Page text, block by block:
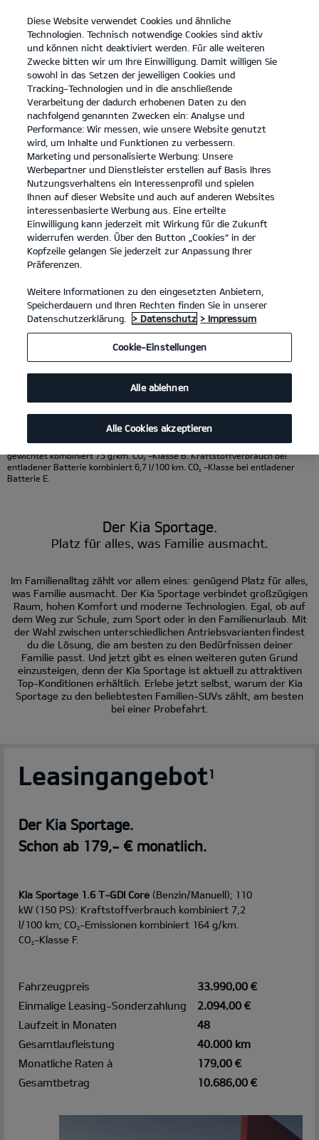
open
menu
KONTAKT
Kia Sportage 1.6 T-GDI 48V AWD DCT(Benzin/Automatik); 132 kW (180 PS):
Kraftstoffverbrauch kombiniert 7,8 l/100 km; CO -Emissionen kombiniert
177 g/km. CO -Klasse G.
Kia Sportage Hybrid 1.6 T-GDI Hybrid AWD(Benzin/Automatik); 176 kW (239
212 kW (288 PS): Kraftstoffverbrauch gewichtet kombiniert 3,3 l/100 km;
Stromverbrauch gewichtet kombiniert 11,1 kWh/100 km; CO -Emissionen
gewichtet kombiniert 75 g/km. CO2-Klasse B. Kraftstoffverbrauch bei
entladener Batterie kombiniert 6,7 l/100 km. CO2
-Klasse bei entladener
Batterie E.
Der Kia Sportage.
Platz für alles, was Familie ausmacht.
Im Familienalltag zählt vor allem eines: genügend Platz für alles,
was Familie ausmacht. Der Kia Sportage verbindet großzügigen
Raum, hohen Komfort und moderne Technologien. Egal, ob auf
dem Weg zur Schule, zum Sport oder in den Familienurlaub. Mit
der Wahl zwischen unterschiedlichen Antriebsvarianten findest
du die Lösung, die am besten zu den Bedürfnissen deiner
Familie passt. Und jetzt gibt es einen weiteren guten Grund
einzusteigen, denn der Kia Sportage ist aktuell zu attraktiven
Top-Konditionen erhältlich. Erlebe jetzt selbst, warum der Kia
Sportage zu den beliebtesten Familien-SUVs zählt, am besten
bei einer Probefahrt.
Leasingangebot1
Der Kia Sportage.
Schon ab 179,- € monatlich.
Kia Sportage 1.6 T-GDI Core (Benzin/Manuell); 110
kW (150 PS): Kraftstoffverbrauch kombiniert 7,2
l/100 km; CO2-Emissionen kombiniert 164 g/km.
CO2-Klasse F.
Fahrzeugpreis
33.990,00 €
Einmalige Leasing-Sonderzahlung
2.094,00 €
Laufzeit in Monaten
48
Gesamtlaufleistung
40.000 km
Monatliche Raten à
179,00 €
Gesamtbetrag
10.686,00 €
Diese Website verwendet Cookies und ähnliche
Technologien. Technisch notwendige Cookies sind aktiv
und können nicht deaktiviert werden. Für alle weiteren
Zwecke bitten wir um Ihre Einwilligung. Damit willigen Sie
sowohl in das Setzen der jeweiligen Cookies und
Tracking-Technologien und in die anschließende
Verarbeitung der dadurch erhobenen Daten zu den
nachfolgend genannten Zwecken ein: Analyse und
Performance: Wir messen, wie unsere Website genutzt
wird, um Inhalte und Funktionen zu verbessern.
Marketing und personalisierte Werbung: Unsere
Werbepartner und Dienstleister erstellen auf Basis Ihres
Nutzungsverhaltens ein Interessenprofil und spielen
Ihnen auf dieser Website und auch auf anderen Websites
interessenbasierte Werbung aus. Eine erteilte
Einwilligung kann jederzeit mit Wirkung für die Zukunft
widerrufen werden. Über den Button „Cookies“ in der
Kopfzeile gelangen Sie jederzeit zur Anpassung Ihrer
Präferenzen.
Weitere Informationen zu den eingesetzten Anbietern,
Speicherdauern und Ihren Rechten finden Sie in unserer
Datenschutzerklärung.
> Datenschutz > Impressum
Cookie-Einstellungen
Alle ablehnen
Alle Cookies akzeptieren